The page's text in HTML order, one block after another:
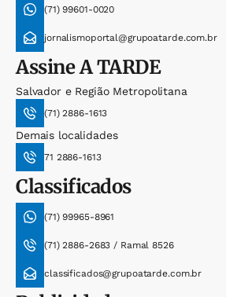
(71) 99601-0020
jornalismoportal@grupoatarde.com.br
AssineA TARDE
Salvador e Região Metropolitana
(71) 2886-1613
Demais localidades
71 2886-1613
Classificados
(71) 99965-8961
(71) 2886-2683 / Ramal 8526
classificados@grupoatarde.com.br